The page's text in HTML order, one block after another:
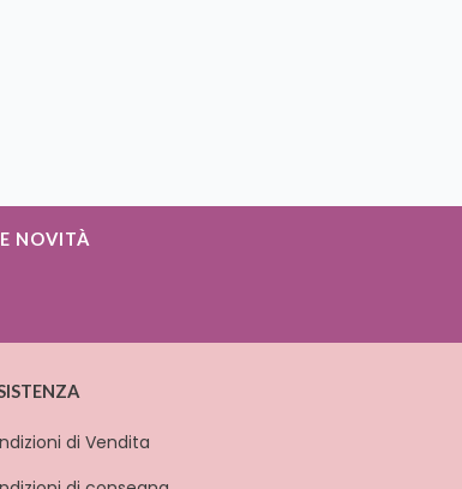
NOVITÀ
di Vendita